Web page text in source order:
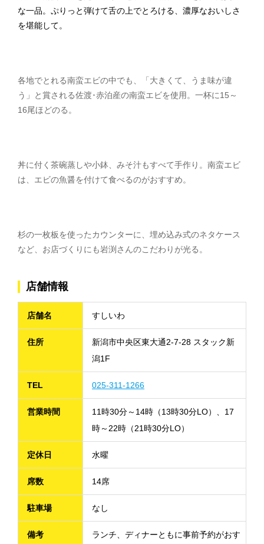
な一品。ぷりっと弾けて舌の上でとろける、濃厚なおいしさ
を堪能して。
各地でとれる南蛮エビの中でも、「大きくて、うま味が違
う」と賞される佐渡･赤泊産の南蛮エビを使用。一杯に15～
16尾ほどのる。
丼に付く茶碗蒸しや小鉢、みそ汁もすべて手作り。南蛮エビ
は、エビの魚醤を付けて食べるのがおすすめ。
杉の一枚板を使ったカウンターに、埋め込み式のネタケース
など、お店づくりにも岩渕さんのこだわりが光る。
店舗情報
店舗名 すしいわ
住所
新潟市中央区東大通2-7-28 スタック新
潟1F
TEL 025-311-1266
営業時間
11時30分～14時（13時30分LO）、17
時～22時（21時30分LO）
定休日 水曜
席数 14席
駐車場 なし
備考 ランチ、ディナーともに事前予約がおす